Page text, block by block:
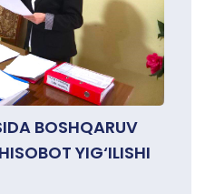
BOSHQARUV
YIG‘ILISHI